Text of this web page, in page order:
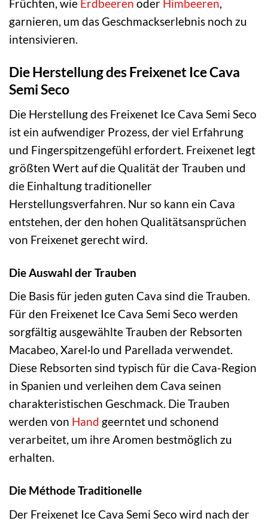
Früchten, wie Erdbeeren oder Himbeeren,
garnieren, um das Geschmackserlebnis noch zu
intensivieren.
Die Herstellung des Freixenet Ice Cava
Semi Seco
Die Herstellung des Freixenet Ice Cava Semi Seco
ist ein aufwendiger Prozess, der viel Erfahrung
und Fingerspitzengefühl erfordert. Freixenet legt
größten Wert auf die Qualität der Trauben und
die Einhaltung traditioneller
Herstellungsverfahren. Nur so kann ein Cava
entstehen, der den hohen Qualitätsansprüchen
von Freixenet gerecht wird.
Die Auswahl der Trauben
Die Basis für jeden guten Cava sind die Trauben.
Für den Freixenet Ice Cava Semi Seco werden
sorgfältig ausgewählte Trauben der Rebsorten
Macabeo, Xarel·lo und Parellada verwendet.
Diese Rebsorten sind typisch für die Cava-Region
in Spanien und verleihen dem Cava seinen
charakteristischen Geschmack. Die Trauben
werden von Hand geerntet und schonend
verarbeitet, um ihre Aromen bestmöglich zu
erhalten.
Die Méthode Traditionelle
Der Freixenet Ice Cava Semi Seco wird nach der